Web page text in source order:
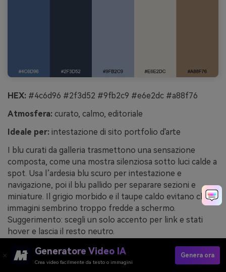
HEX: #4c6d96 #2f3d52 #9fb2c9 #e6e2dc #a88f76
Atmosfera: curato, calmo, editoriale
Ideale per: intestazione di sito portfolio d'arte
I blu curati da galleria trasmettono una sensazione
composta, come una mostra silenziosa sotto luci calde a
spot. Usa l’ardesia blu scuro per intestazione e
navigazione, poi il blu pallido per separare sezioni e
miniature. Il grigio morbido e il taupe caldo evitano che le
immagini sembrino troppo fredde a schermo.
Suggerimento: scegli un solo accento per link e stati
hover e lascia il resto neutro.
Esempio d'immagine di parete della galleria generata
con media.io
Generatore Video IA
Crea video facilmente da testo o immagini
Genera ora